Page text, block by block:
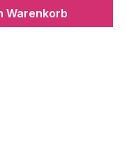
Warenkorb